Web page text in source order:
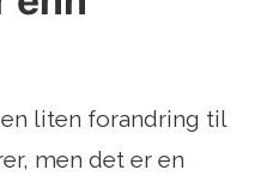
liten forandring til
men det er en